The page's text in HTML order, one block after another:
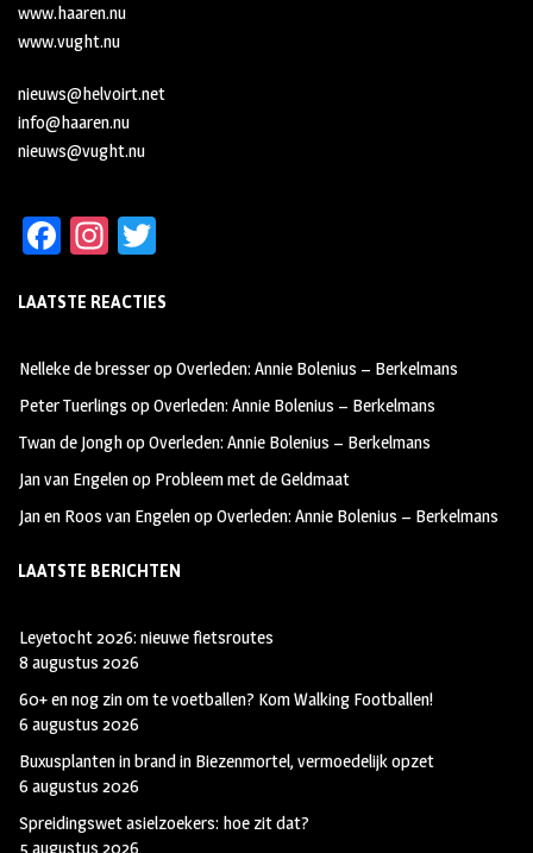
www.haaren.nu
www.vught.nu
nieuws@helvoirt.net
info@haaren.nu
nieuws@vught.nu
Fa
b
oo
k
In
ag
m
tt
LAATSTE REACTIES
Nelleke de bresseropOverleden: Annie Bolenius – Berkelmans
Peter Tuerlings opOverleden: Annie Bolenius – Berkelmans
Twan de JonghopOverleden: Annie Bolenius – Berkelmans
Jan van Engelenop Probleem met de Geldmaat
Jan en Roos van EngelenopOverleden: Annie Bolenius – Berkelmans
LAATSTE BERICHTEN
Leyetocht 2026: nieuwe fietsroutes
8 augustus 2026
60+ en nog zin om te voetballen? Kom Walking Footballen!
6 augustus 2026
Buxusplanten in brand in Biezenmortel, vermoedelijk opzet
6 augustus 2026
Spreidingswet asielzoekers: hoe zit dat?
5 augustus 2026